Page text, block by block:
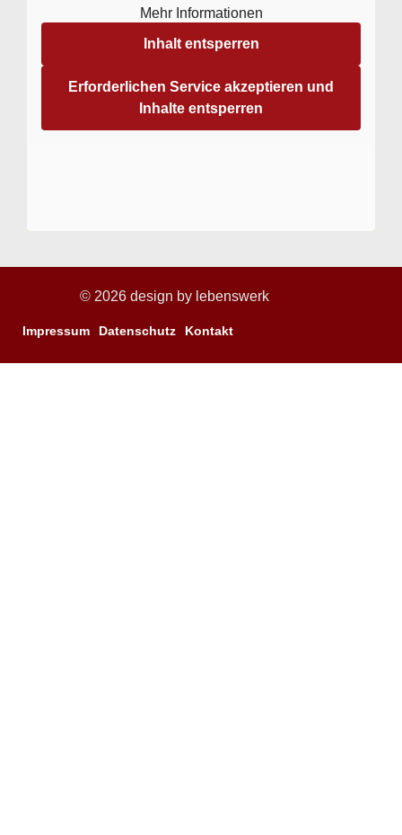
Mehr Informationen
Inhalt entsperren
Erforderlichen Service akzeptieren und
Inhalte entsperren
Impressum Datenschutz Kontakt
© 2026 design by lebenswerk